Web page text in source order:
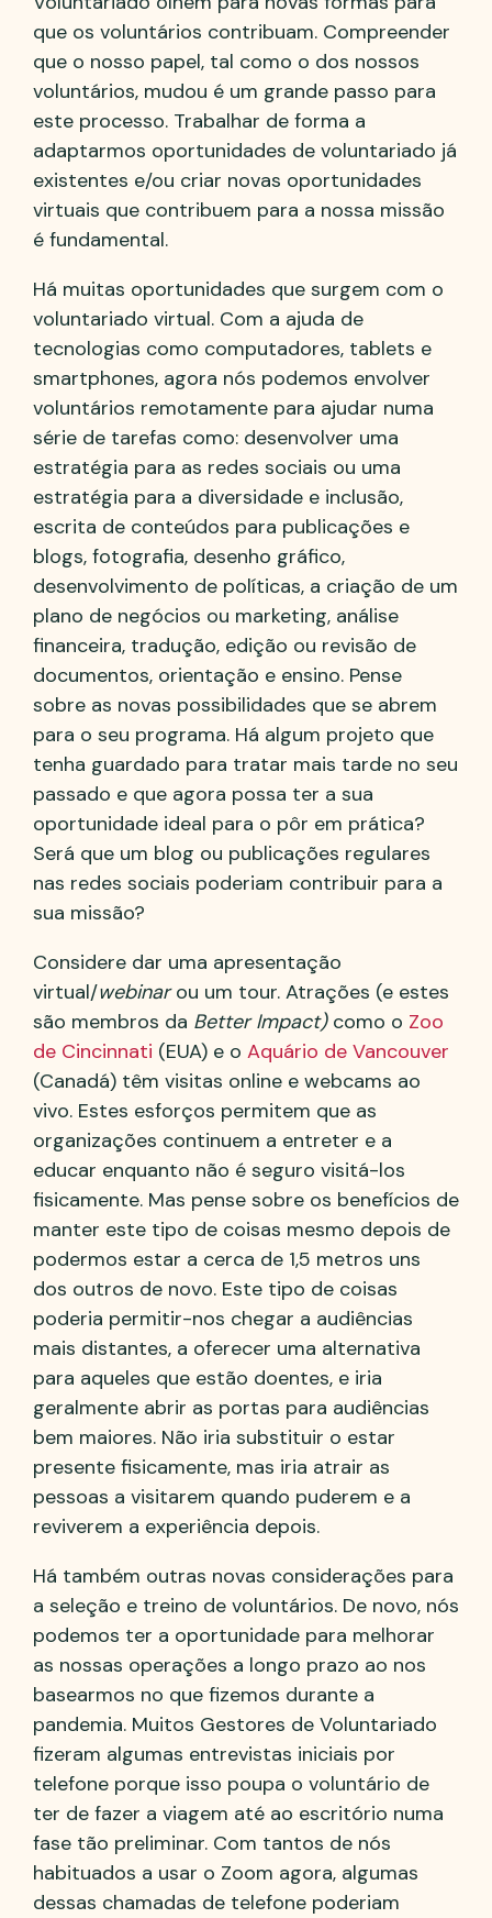
que os voluntários contribuam. Compreender
que o nosso papel, tal como o dos nossos
voluntários, mudou é um grande passo para
este processo. Trabalhar de forma a
adaptarmos oportunidades de voluntariado já
existentes e/ou criar novas oportunidades
virtuais que contribuem para a nossa missão
é fundamental.
Há muitas oportunidades que surgem com o
voluntariado virtual. Com a ajuda de
tecnologias como computadores, tablets e
smartphones, agora nós podemos envolver
voluntários remotamente para ajudar numa
série de tarefas como: desenvolver uma
estratégia para as redes sociais ou uma
estratégia para a diversidade e inclusão,
escrita de conteúdos para publicações e
blogs, fotografia, desenho gráfico,
desenvolvimento de políticas, a criação de um
plano de negócios ou marketing, análise
financeira, tradução, edição ou revisão de
documentos, orientação e ensino. Pense
sobre as novas possibilidades que se abrem
para o seu programa. Há algum projeto que
tenha guardado para tratar mais tarde no seu
passado e que agora possa ter a sua
oportunidade ideal para o pôr em prática?
Será que um blog ou publicações regulares
nas redes sociais poderiam contribuir para a
sua missão?
Considere dar uma apresentação
virtual/webinarou um tour. Atrações (e estes
são membros da Better Impact)como o Zoo
de Cincinnati (EUA) e o Aquário de Vancouver
(Canadá) têm visitas online e webcams ao
vivo. Estes esforços permitem que as
organizações continuem a entreter e a
educar enquanto não é seguro visitá-los
fisicamente. Mas pense sobre os benefícios de
manter este tipo de coisas mesmo depois de
podermos estar a cerca de 1,5 metros uns
dos outros de novo. Este tipo de coisas
poderia permitir-nos chegar a audiências
mais distantes, a oferecer uma alternativa
para aqueles que estão doentes, e iria
geralmente abrir as portas para audiências
bem maiores. Não iria substituir o estar
presente fisicamente, mas iria atrair as
pessoas a visitarem quando puderem e a
reviverem a experiência depois.
Há também outras novas considerações para
a seleção e treino de voluntários. De novo, nós
podemos ter a oportunidade para melhorar
as nossas operações a longo prazo ao nos
basearmos no que fizemos durante a
pandemia. Muitos Gestores de Voluntariado
fizeram algumas entrevistas iniciais por
telefone porque isso poupa o voluntário de
ter de fazer a viagem até ao escritório numa
fase tão preliminar. Com tantos de nós
habituados a usar o Zoom agora, algumas
dessas chamadas de telefone poderiam